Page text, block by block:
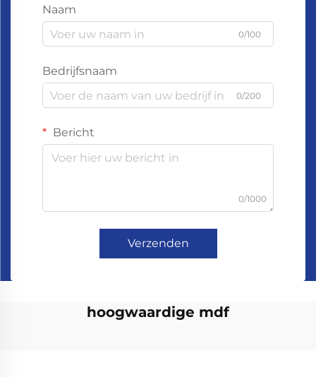
Naam
0/100
Bedrijfsnaam
0/200
Bericht
0/1000
Verzenden
hoogwaardige mdf